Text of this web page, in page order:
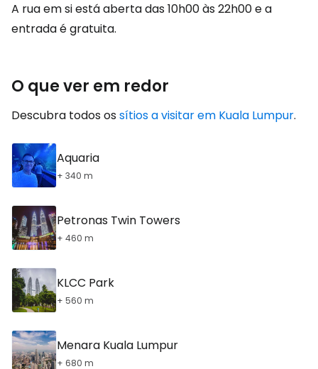
A rua em si está aberta das 10h00 às 22h00 e a
entrada é gratuita.
O que ver em redor
Descubra todos ossítios a visitar em Kuala Lumpur.
Aquaria
+ 340 m
Petronas Twin Towers
+ 460 m
KLCC Park
+ 560 m
Menara Kuala Lumpur
+ 680 m